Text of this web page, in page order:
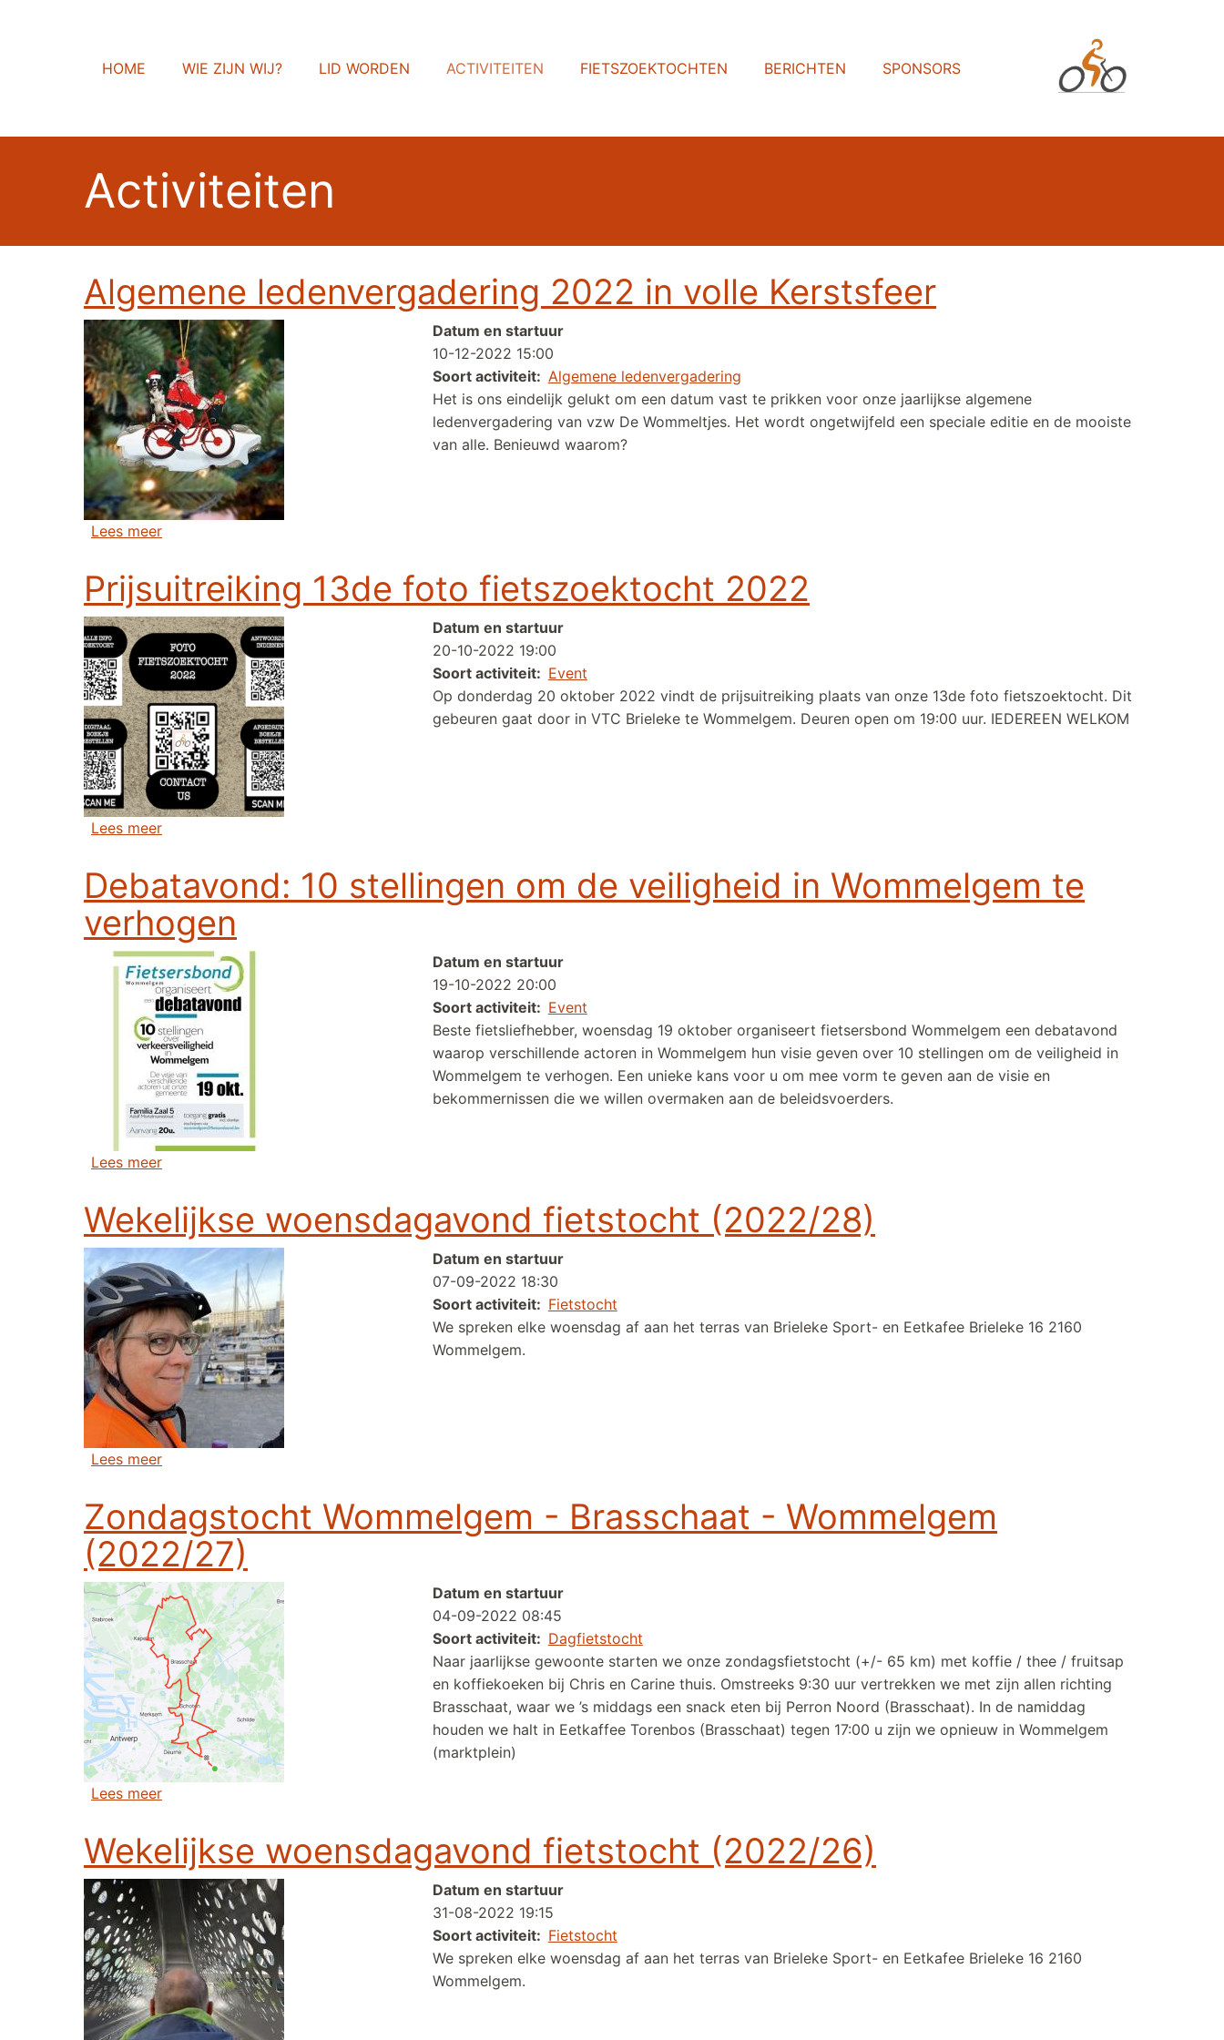
HOME WIE ZIJN WIJ? LID WORDEN ACTIVITEITEN FIETSZOEKTOCHTEN BERICHTEN SPONSORS
Activiteiten
Algemene ledenvergadering 2022 in volle Kerstsfeer
Datum en startuur
10-12-2022 15:00
Soort activiteit
Algemene ledenvergadering
Het is ons eindelijk gelukt om een datum vast te prikken voor onze jaarlijkse algemene
ledenvergadering van vzw De Wommeltjes. Het wordt ongetwijfeld een speciale editie en de mooiste
van alle. Benieuwd waarom?
Lees meerover Algemene ledenvergadering 2022 in volle Kerstsfeer
Prijsuitreiking 13de foto fietszoektocht 2022
Datum en startuur
20-10-2022 19:00
Soort activiteit
Event
Op donderdag 20 oktober 2022 vindt de prijsuitreiking plaats van onze 13de foto fietszoektocht. Dit
gebeuren gaat door in VTC Brieleke te Wommelgem. Deuren open om 19:00 uur. IEDEREEN WELKOM
Lees meerover Prijsuitreiking 13de foto fietszoektocht 2022
Debatavond: 10 stellingen om de veiligheid in Wommelgem te
verhogen
Datum en startuur
19-10-2022 20:00
Soort activiteit
Event
Beste fietsliefhebber, woensdag 19 oktober organiseert fietsersbond Wommelgem een debatavond
waarop verschillende actoren in Wommelgem hun visie geven over 10 stellingen om de veiligheid in
Wommelgem te verhogen. Een unieke kans voor u om mee vorm te geven aan de visie en
bekommernissen die we willen overmaken aan de beleidsvoerders.
Lees meerover Debatavond: 10 stellingen om de veiligheid in Wommelgem te verhogen
Wekelijkse woensdagavond fietstocht (2022/28)
Datum en startuur
07-09-2022 18:30
Soort activiteit
Fietstocht
We spreken elke woensdag af aan het terras van Brieleke Sport- en Eetkafee Brieleke 16 2160
Wommelgem.
Lees meerover Wekelijkse woensdagavond fietstocht (2022/28)
Zondagstocht Wommelgem - Brasschaat - Wommelgem
(2022/27)
Datum en startuur
04-09-2022 08:45
Soort activiteit
Dagfietstocht
Naar jaarlijkse gewoonte starten we onze zondagsfietstocht (+/- 65 km) met koffie / thee / fruitsap
en koffiekoeken bij Chris en Carine thuis. Omstreeks 9:30 uur vertrekken we met zijn allen richting
Brasschaat, waar we ’s middags een snack eten bij Perron Noord (Brasschaat). In de namiddag
houden we halt in Eetkaffee Torenbos (Brasschaat) tegen 17:00 u zijn we opnieuw in Wommelgem
(marktplein)
Lees meerover Zondagstocht Wommelgem - Brasschaat - Wommelgem (2022/27)
Wekelijkse woensdagavond fietstocht (2022/26)
Datum en startuur
31-08-2022 19:15
Soort activiteit
Fietstocht
We spreken elke woensdag af aan het terras van Brieleke Sport- en Eetkafee Brieleke 16 2160
Wommelgem.